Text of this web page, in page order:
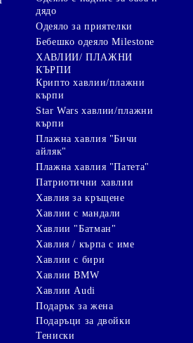
дядо
Одеяло за приятелки
Бебешко одеяло Milestone
ХАВЛИИ/ ПЛАЖНИ
КЪРПИ
Крипто хавлии/плажни
кърпи
Star Wars хавлии/плажни
кърпи
Плажна хавлия "Бичи
айляк"
Плажна хавлия "Патета"
Патриотични хавлии
Хавлия за кръщене
Хавлии с мандали
Хавлии "Батман"
Хавлия / кърпа с име
Хавлии с бири
Хавлии BMW
Хавлии Audi
Подарък за жена
Подаръци за двойки
Тениски